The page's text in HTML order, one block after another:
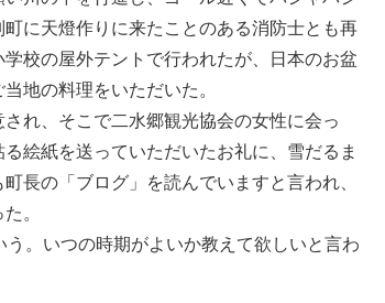
に天燈作りに来たことのある消防士とも再
校の屋外テントで行われたが、日本のお盆
地の料理をいただいた。
れ、そこで二水郷観光協会の女性に会っ
絵紙を送っていただいたお礼に、雪だるま
長の「ブログ」を読んでいますと言われ、
。
。いつの時期がよいか教えて欲しいと言わ